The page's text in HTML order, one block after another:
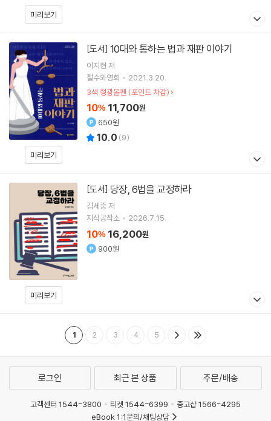
미리보기
미리보기
[도서] 10대와 통하는 법과 재판 이야기
이지현 저
철수와영희
2021.3.20.
3색 형광볼펜 (포인트 차감)
10% 11,700원
650원
10.0 (9)
미리보기
[도서] 당장, 6법을 교정하라
김세중저
지식공작소
2026.7.15.
10% 16,200원
900원
1 2 3 4 5
로그인 최근 본 상품 주문/배송
고객센터 1544-3800 티켓 1544-6399
중고샵 1566-4295
eBook 1:1문의/채팅상담